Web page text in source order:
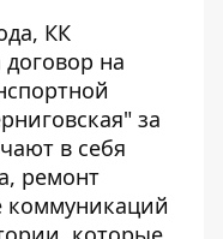
КК
на
за
в себя
ремонт
коммуникаций